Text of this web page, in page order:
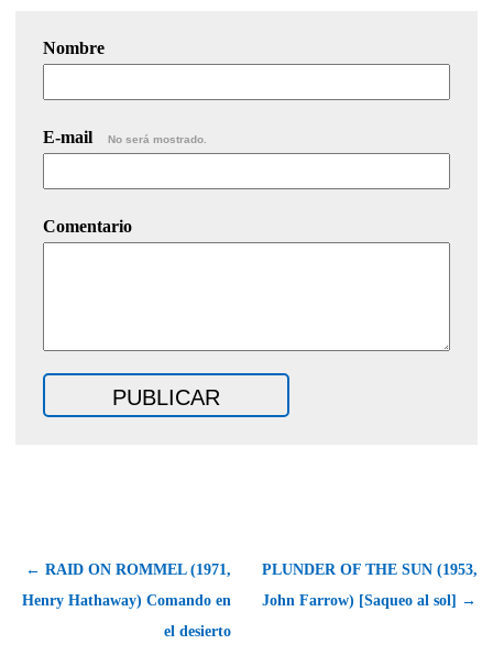
Nombre
E-mail No será mostrado.
Comentario
← RAID ON ROMMEL (1971,
Henry Hathaway) Comando en
el desierto
PLUNDER OF THE SUN (1953,
John Farrow) [Saqueo al sol] →